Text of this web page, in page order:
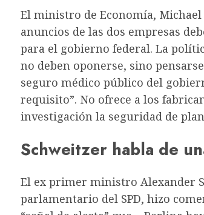
El ministro de Economía, Michael
anuncios de las dos empresas
para el gobierno federal. La
no deben oponerse, sino
seguro médico público del
requisito”. No ofrece a los
investigación la seguridad de
Schweitzer habla de
El ex primer ministro Alexander
parlamentario del SPD, hizo